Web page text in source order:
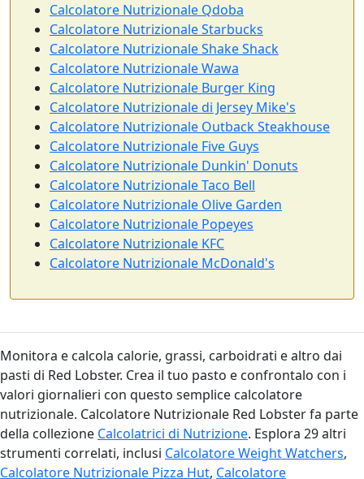
Calcolatore Nutrizionale Qdoba
Calcolatore Nutrizionale Starbucks
Calcolatore Nutrizionale Shake Shack
Calcolatore Nutrizionale Wawa
Calcolatore Nutrizionale Burger King
Calcolatore Nutrizionale di Jersey Mike's
Calcolatore Nutrizionale Outback Steakhouse
Calcolatore Nutrizionale Five Guys
Calcolatore Nutrizionale Dunkin' Donuts
Calcolatore Nutrizionale Taco Bell
Calcolatore Nutrizionale Olive Garden
Calcolatore Nutrizionale Popeyes
Calcolatore Nutrizionale KFC
Calcolatore Nutrizionale McDonald's
Monitora e calcola calorie, grassi, carboidrati e altro dai
pasti di Red Lobster. Crea il tuo pasto e confrontalo con i
valori giornalieri con questo semplice calcolatore
nutrizionale. Calcolatore Nutrizionale Red Lobster fa parte
della collezione Calcolatrici di Nutrizione. Esplora 29 altri
strumenti correlati, inclusi Calcolatore Weight Watchers,
Calcolatore Nutrizionale Pizza Hut, Calcolatore